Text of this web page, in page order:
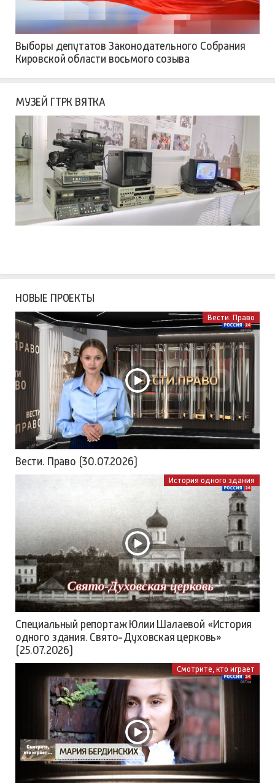
Выборы депутатов Законодательного Собрания
Кировской области восьмого созыва
МУЗЕЙ ГТРК ВЯТКА
НОВЫЕ ПРОЕКТЫ
Вести. Право
Вести. Право (30.07.2026)
История одного здания
Специальный репортаж Юлии Шалаевой «История
одного здания. Свято-Духовская церковь»
(25.07.2026)
Смотрите, кто играет